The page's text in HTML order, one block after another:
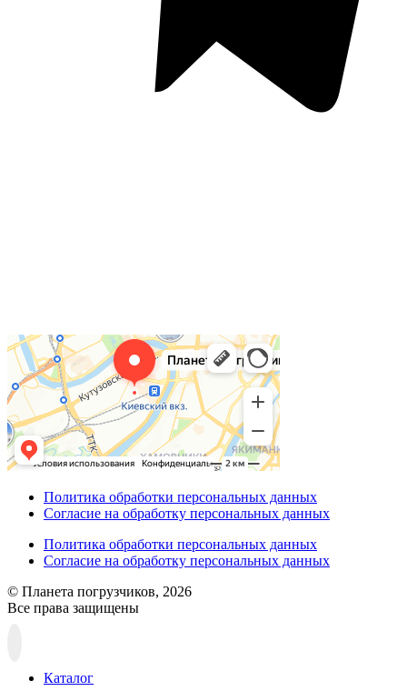
Политика обработки персональных данных
Согласие на обработку персональных данных
Политика обработки персональных данных
Согласие на обработку персональных данных
© Планета погрузчиков, 2026
Все права защищены
Каталог